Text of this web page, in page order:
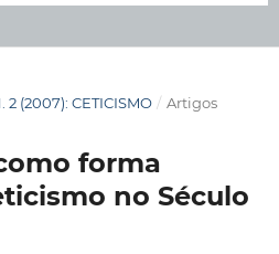
2 (2007): CETICISMO / Artigos
forma
no Século